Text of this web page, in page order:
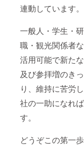
連動しています。
一般人・学生・
職・観光関係者
活用可能で新た
及び参拝増のき
り、維持に苦労
社の一助になれ
す。
どうぞこの第一